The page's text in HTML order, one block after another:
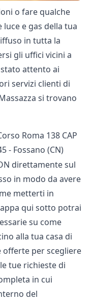
o fare qualche
e gas della tua
in tutta la
gli uffici vicini a
attento ai
servizi clienti di
si trovano
Roma 138 CAP
- Fossano (CN)
direttamente sul
in modo da avere
metterti in
qui sotto potrai
su come
alla tua casa di
offerte per scegliere
tue richieste di
in cui
del